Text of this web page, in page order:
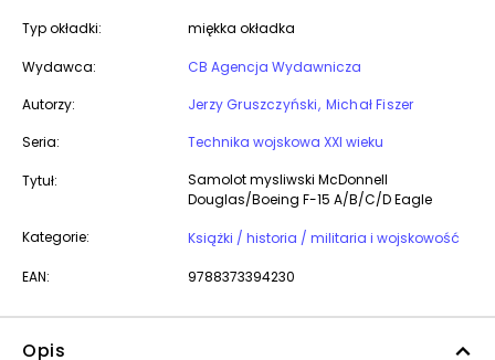
Typ okładki: miękka okładka
Wydawca:
CB Agencja Wydawnicza
Autorzy:
Jerzy Gruszczyński Michał Fiszer
Seria:
Technika wojskowa XXI wieku
Tytuł:
Samolot mysliwski McDonnell
Douglas/Boeing F-15 A/B/C/D Eagle
Kategorie:
Książki / historia / militaria i wojskowość
EAN: 9788373394230
Opis